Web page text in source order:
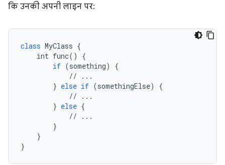
कि उनकी अपनी लाइन पर:
class MyClass {
int func() {
if (something) {
            // ...
        }
else if (somethingElse) {
            // ...
        }
else {
            // ...
        }
    }
}